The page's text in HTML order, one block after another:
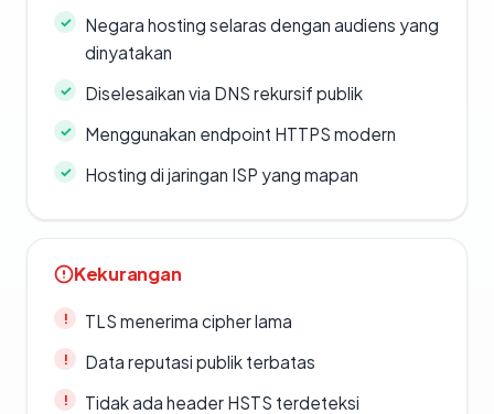
Negara hosting selaras dengan audiens yang
dinyatakan
Diselesaikan via DNS rekursif publik
Menggunakan endpoint HTTPS modern
Hosting di jaringan ISP yang mapan
Kekurangan
TLS menerima cipher lama
Data reputasi publik terbatas
Tidak ada header HSTS terdeteksi